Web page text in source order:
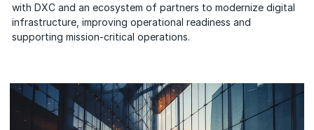
with DXC and an ecosystem of partners to modernize digital
infrastructure, improving operational readiness and
supporting mission-critical operations.